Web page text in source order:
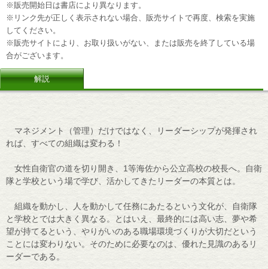
※販売開始日は書店により異なります。
※リンク先が正しく表示されない場合、販売サイトで再度、検索を実施
してください。
※販売サイトにより、お取り扱いがない、または販売を終了している場
合がございます。
解説
マネジメント（管理）だけではなく、リーダーシップが発揮され
れば、すべての組織は変わる！
女性自衛官の道を切り開き、1等海佐から公立高校の校長へ。自衛
隊と学校という場で学び、活かしてきたリーダーの本質とは。
組織を動かし、人を動かして任務にあたるという文化が、自衛隊
と学校とでは大きく異なる。とはいえ、最終的には高い志、夢や希
望が持てるという、やりがいのある職場環境づくりが大切だという
ことには変わりない。そのために必要なのは、優れた見識のあるリ
ーダーである。